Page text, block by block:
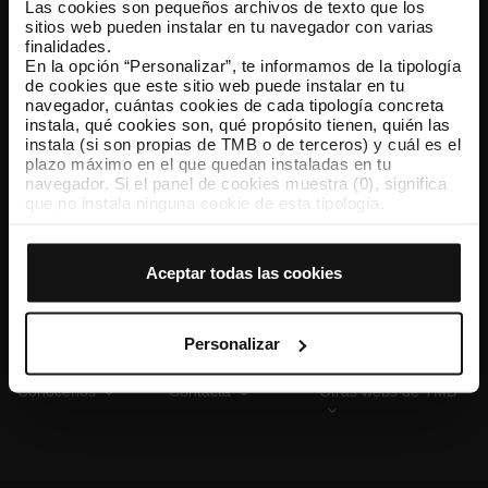
Las cookies son pequeños archivos de texto que los
sitios web pueden instalar en tu navegador con varias
finalidades.
En la opción “Personalizar”, te informamos de la tipología
de cookies que este sitio web puede instalar en tu
navegador, cuántas cookies de cada tipología concreta
instala, qué cookies son, qué propósito tienen, quién las
instala (si son propias de TMB o de terceros) y cuál es el
plazo máximo en el que quedan instaladas en tu
navegador. Si el panel de cookies muestra (0), significa
que no instala ninguna cookie de esta tipología.
que todas estas cookies se instalen en tu navegador.
tipología de cookies permite indicar si quieres que se
instalen o no las cookies de esa clase.
Una vez que hayas marcado tus preferencias, debes
hacer clic en “Seleccionar y configurar”. Así se instalarán
previamente. Te sugerimos que selecciones las cookies
de personalización, porque permiten recordar tus
opciones de navegación (como el idioma) y mejoran tu
Aceptar todas las cookies
Personalizar
TMB App
Descárgate TMB App y compra tus billetes
App Store Google Play
Conócenos Contacta Otras webs de TMB